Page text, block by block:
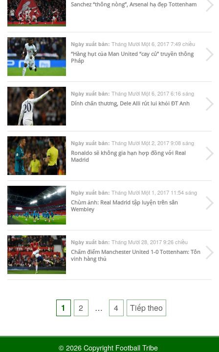
Sanchez “thông nòng”, Arsenal hạ đẹp Tottenham
Ngày xuất bản: Tháng Mười Một 6, 2017 7:49 chiều
“Hàng hụt của Man United “cay cú” truyền thông
Pháp
Ngày xuất bản: Tháng Mười Một 6, 2017 6:16 sáng
Dính chấn thương, Dele Alli rút lui khỏi ĐT Anh
Ngày xuất bản: Tháng Mười Một 2, 2017 9:08 sáng
Ronaldo sẽ không gia hạn hợp đồng với Real
Madrid
Ngày xuất bản: Tháng Mười Một 1, 2017 11:54 sáng
Chùm ảnh: Real Madrid tập luyện trên sân
Wembley
Ngày xuất bản: Tháng Mười 28, 2017 9:26 chiều
Chấm điểm Manchester United 1-0 Tottenham: Tôn
vinh hàng thủ
Posts
pagination
1 2 … 4 Tiếp theo
© 2026 Copyright Football Tribe